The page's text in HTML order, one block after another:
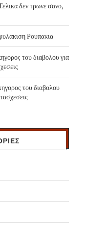
δεν τρωνε σανο,
Ρουπακια
του διαβολου για
του διαβολου